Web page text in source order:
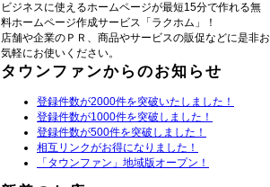
ビジネスに使えるホームページが最短15分で作れる無
料ホームページ作成サービス「ラクホム」！
店舗や企業のＰＲ、商品やサービスの販促などに是非お
気軽にお使いください。
タウンファンからのお知らせ
登録件数が2000件を突破いたしました！
登録件数が1000件を突破しました！
登録件数が500件を突破しました！
相互リンクがお得になりました！
「タウンファン」地域版オープン！